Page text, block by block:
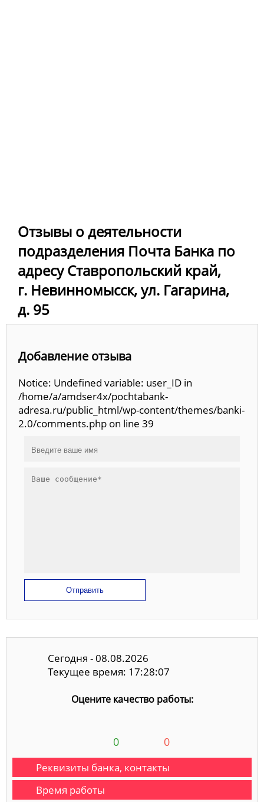
Отзывы о деятельности
подразделения Почта Банка по
адресу Ставропольский край,
г. Невинномысск, ул. Гагарина,
д. 95
Добавление отзыва
Notice: Undefined variable: user_ID in
/home/a/amdser4x/pochtabank-
adresa.ru/public_html/wp-content/themes/banki-
2.0/comments.php on line 39
Отправить
Сегодня - 08.08.2026
Текущее время: 17:28:08
Оцените качество работы:
0 0
Реквизиты банка, контакты
Время работы